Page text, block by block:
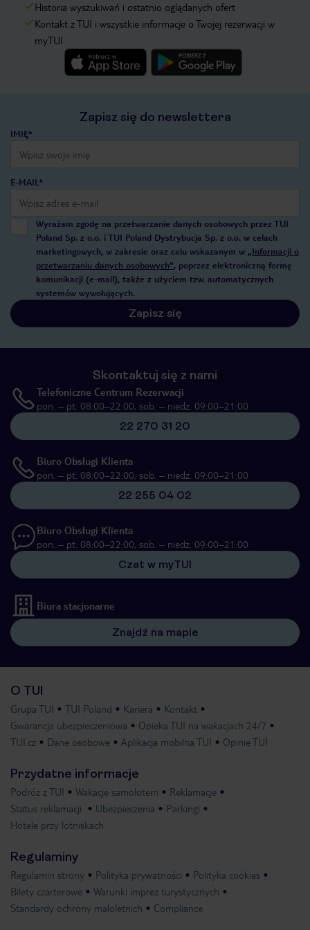
Historia wyszukiwań i ostatnio oglądanych ofert
Kontakt z TUI i wszystkie informacje o Twojej rezerwacji w
myTUI
Zapisz się do newslettera
IMIĘ*
E-MAIL*
Wyrażam zgodę na przetwarzanie danych osobowych przez TUI
Poland Sp. z o.o. i TUI Poland Dystrybucja Sp. z o.o. w celach
marketingowych, w zakresie oraz celu wskazanym w „Informacji o
przetwarzaniu danych osobowych”, poprzez elektroniczną formę
komunikacji (e-mail), także z użyciem tzw. automatycznych
systemów wywołujących.
Zapisz się
Skontaktuj się z nami
Telefoniczne Centrum Rezerwacji
pon. – pt. 08:00–22:00, sob. – niedz. 09:00–21:00
22 270 31 20
Biuro Obsługi Klienta
pon. – pt. 08:00–22:00, sob. – niedz. 09:00–21:00
22 255 04 02
Biuro Obsługi Klienta
pon. – pt. 08:00–22:00, sob. – niedz. 09:00–21:00
Czat w myTUI
Biura stacjonarne
Znajdź na mapie
O TUI
Grupa TUI TUI Poland Kariera
Kontakt
Gwarancja ubezpieczeniowa
Opieka TUI na wakacjach 24/7
TUI.cz
Dane osobowe Aplikacja mobilna TUI Opinie TUI
Przydatne informacje
Podróż z TUI Wakacje samolotem
Reklamacje
Status reklamacji
Ubezpieczenia
Parkingi
Hotele przy lotniskach
Regulaminy
Regulamin strony Polityka prywatności
Polityka cookies
Bilety czarterowe
Warunki imprez turystycznych
Standardy ochrony małoletnich
Compliance